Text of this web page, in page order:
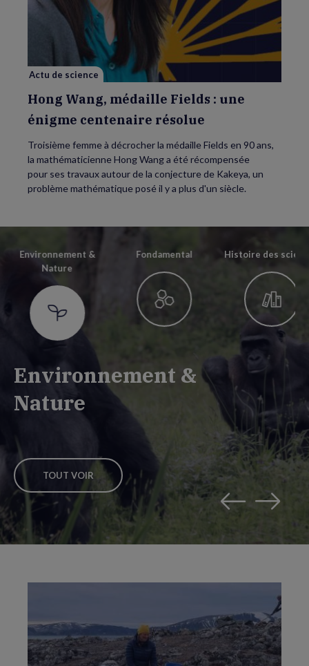
Wang,
médaille
Fields
une
énigme
centenaire
résolue
Actu de science
Hong Wang, médaille Fields : une
énigme centenaire résolue
Troisième femme à décrocher la médaille Fields en 90 ans,
la mathématicienne Hong Wang a été récompensée
pour ses travaux autour de la conjecture de Kakeya, un
problème mathématique posé il y a plus d'un siècle.
Environnement &
Nature
TOUT VOIR
Environnement &
Nature
Fondamental Histoire des